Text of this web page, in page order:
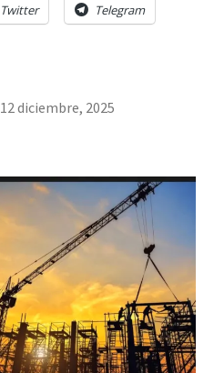
Twitter Telegram
12 diciembre, 2025